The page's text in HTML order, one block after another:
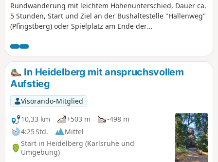
Rundwanderung mit leichtem Höhenunterschied, Dauer ca.
5 Stunden, Start und Ziel an der Bushaltestelle "Hallenweg"
(Pfingstberg) oder Spielplatz am Ende der
Highlights: NSG Hirschacker/Dossenheim, höchster
natürlicher Punkt Mannheims, Kühbrunnen, Flugsanddüne,
Wildgehege Rheinauer Wald
In Heidelberg mit anspruchsvollem
Aufstieg
Visorando-Mitglied
10,33 km
+503 m
-498 m
4:25 Std.
Mittel
Start in Heidelberg (Karlsruhe und
Umgebung)